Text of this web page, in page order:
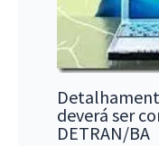
deverá ser
DETRAN/BA